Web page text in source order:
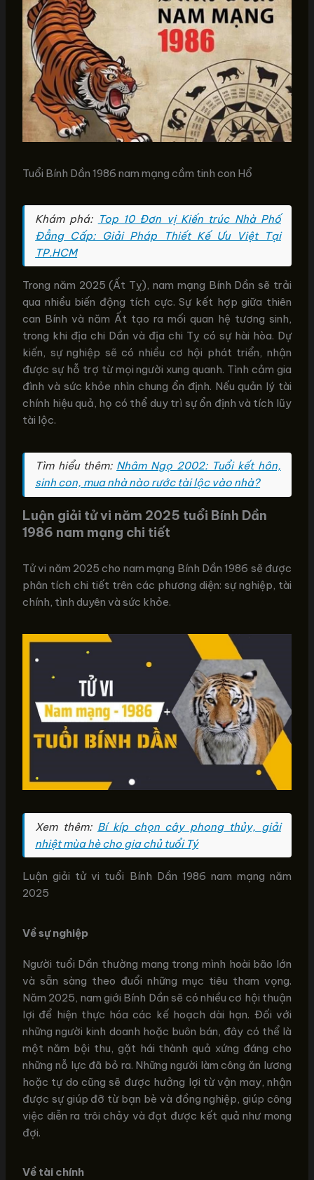
Tuổi Bính Dần 1986 nam mạng cầm tinh con Hổ
Khám phá: Top 10 Đơn vị Kiến trúc Nhà Phố
Đẳng Cấp: Giải Pháp Thiết Kế Ưu Việt Tại
TP.HCM
Trong năm 2025 (Ất Tỵ), nam mạng Bính Dần sẽ trải
qua nhiều biến động tích cực. Sự kết hợp giữa thiên
can Bính và năm Ất tạo ra mối quan hệ tương sinh,
trong khi địa chi Dần và địa chi Tỵ có sự hài hòa. Dự
kiến, sự nghiệp sẽ có nhiều cơ hội phát triển, nhận
được sự hỗ trợ từ mọi người xung quanh. Tình cảm gia
đình và sức khỏe nhìn chung ổn định. Nếu quản lý tài
chính hiệu quả, họ có thể duy trì sự ổn định và tích lũy
tài lộc.
Tìm hiểu thêm: Nhâm Ngọ 2002: Tuổi kết hôn,
sinh con, mua nhà nào rước tài lộc vào nhà?
Luận giải tử vi năm 2025 tuổi Bính Dần
1986 nam mạng chi tiết
Tử vi năm 2025 cho nam mạng Bính Dần 1986 sẽ được
phân tích chi tiết trên các phương diện: sự nghiệp, tài
chính, tình duyên và sức khỏe.
Xem thêm: Bí kíp chọn cây phong thủy, giải
nhiệt mùa hè cho gia chủ tuổi Tý
Luận giải tử vi tuổi Bính Dần 1986 nam mạng năm
2025
Về sự nghiệp
Người tuổi Dần thường mang trong mình hoài bão lớn
và sẵn sàng theo đuổi những mục tiêu tham vọng.
Năm 2025, nam giới Bính Dần sẽ có nhiều cơ hội thuận
lợi để hiện thực hóa các kế hoạch dài hạn. Đối với
những người kinh doanh hoặc buôn bán, đây có thể là
một năm bội thu, gặt hái thành quả xứng đáng cho
những nỗ lực đã bỏ ra. Những người làm công ăn lương
hoặc tự do cũng sẽ được hưởng lợi từ vận may, nhận
được sự giúp đỡ từ bạn bè và đồng nghiệp, giúp công
việc diễn ra trôi chảy và đạt được kết quả như mong
đợi.
Về tài chính